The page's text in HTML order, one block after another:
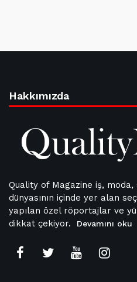
Hakkımızda
Quality of Magazine iş,
dünyasının içinde yer alan
yapılan özel röportajlar ve
dikkat çekiyor.
Devamını oku